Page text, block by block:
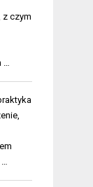
z czym
…
…